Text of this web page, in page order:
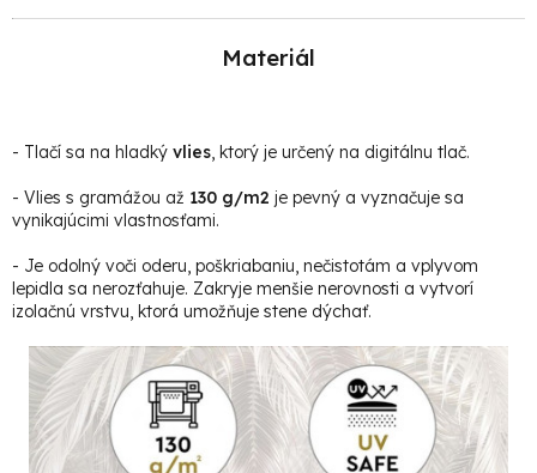
Materiál
- Tlačí sa na hladký vlies, ktorý je určený na digitálnu tlač.
- Vlies s gramážou až 130 g/m2 je pevný a vyznačuje sa
vynikajúcimi vlastnosťami.
- Je odolný voči oderu, poškriabaniu, nečistotám a vplyvom
lepidla sa nerozťahuje. Zakryje menšie nerovnosti a vytvorí
izolačnú vrstvu, ktorá umožňuje stene dýchať.